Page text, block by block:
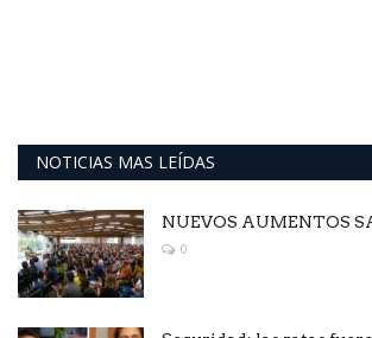
NOTICIAS MAS LEÍDAS
NUEVOS AUMENTOS
0